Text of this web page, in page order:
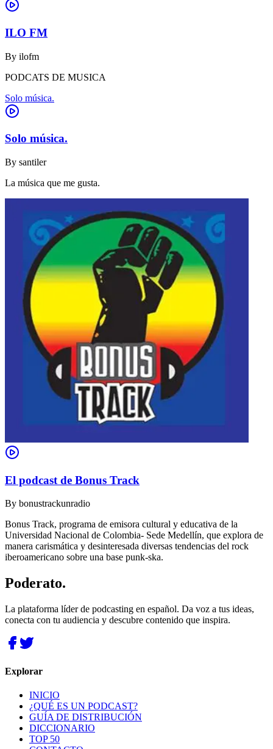
ILO FM
By ilofm
PODCATS DE MUSICA
Solo música.
Solo música.
By santiler
La música que me gusta.
El podcast de Bonus Track
By bonustrackunradio
Bonus Track, programa de emisora cultural y educativa de la
Universidad Nacional de Colombia- Sede Medellín, que explora de
manera carismática y desinteresada diversas tendencias del rock
iberoamericano sobre una base punk-ska.
Poderato.
La plataforma líder de podcasting en español. Da voz a tus ideas,
conecta con tu audiencia y descubre contenido que inspira.
Explorar
INICIO
¿QUÉ ES UN PODCAST?
GUÍA DE DISTRIBUCIÓN
DICCIONARIO
TOP 50